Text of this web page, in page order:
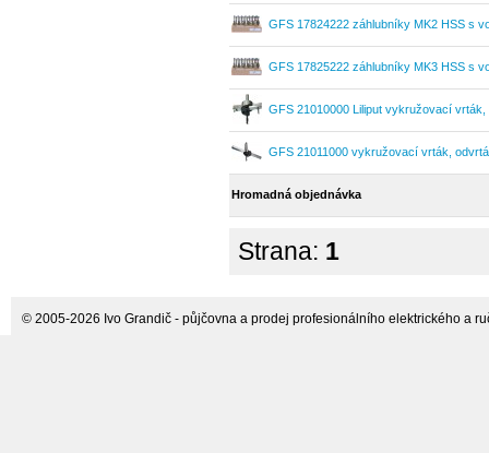
GFS 17824222 záhlubníky MK2 HSS s
GFS 17825222 záhlubníky MK3 HSS s
GFS 21010000 Liliput vykružovací
GFS 21011000 vykružovací vrták,
Hromadná objednávka
Strana: 1
© 2005-2026 Ivo Grandič - půjčovna a prodej profesionálního elektrického a